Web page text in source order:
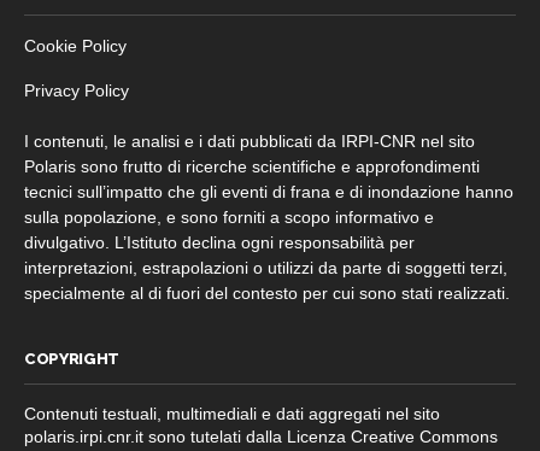
Cookie Policy
Privacy Policy
I contenuti, le analisi e i dati pubblicati da IRPI-CNR nel sito
Polaris sono frutto di ricerche scientifiche e approfondimenti
tecnici sull’impatto che gli eventi di frana e di inondazione hanno
sulla popolazione, e sono forniti a scopo informativo e
divulgativo. L’Istituto declina ogni responsabilità per
interpretazioni, estrapolazioni o utilizzi da parte di soggetti terzi,
specialmente al di fuori del contesto per cui sono stati realizzati.
COPYRIGHT
Contenuti testuali, multimediali e dati aggregati nel sito
polaris.irpi.cnr.it sono tutelati dalla Licenza Creative Commons